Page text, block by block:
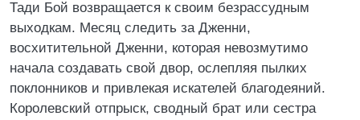
Тади Бой возвращается к своим безрассудным
выходкам. Месяц следить за Дженни,
восхитительной Дженни, которая невозмутимо
начала создавать свой двор, ослепляя пылких
поклонников и привлекая искателей благодеяний.
Королевский отпрыск, сводный брат или сестра